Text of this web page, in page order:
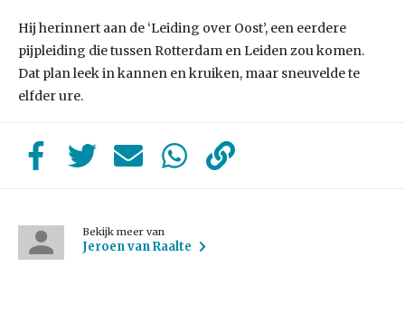
Hij herinnert aan de ‘Leiding over Oost’, een eerdere
pijpleiding die tussen Rotterdam en Leiden zou komen.
Dat plan leek in kannen en kruiken, maar sneuvelde te
elfder ure.
Bekijk meer van
Jeroen van Raalte